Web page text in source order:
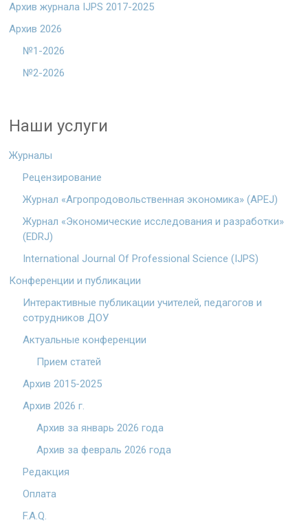
Архив журнала IJPS 2017-2025
Архив 2026
№1-2026
№2-2026
Наши услуги
Журналы
Рецензирование
Журнал «Агропродовольственная экономика» (APEJ)
Журнал «Экономические исследования и разработки»
(EDRJ)
International Journal Of Professional Science (IJPS)
Конференции и публикации
Интерактивные публикации учителей, педагогов и
сотрудников ДОУ
Актуальные конференции
Прием статей
Архив 2015-2025
Архив 2026 г.
Архив за январь 2026 года
Архив за февраль 2026 года
Редакция
Оплата
F.A.Q.